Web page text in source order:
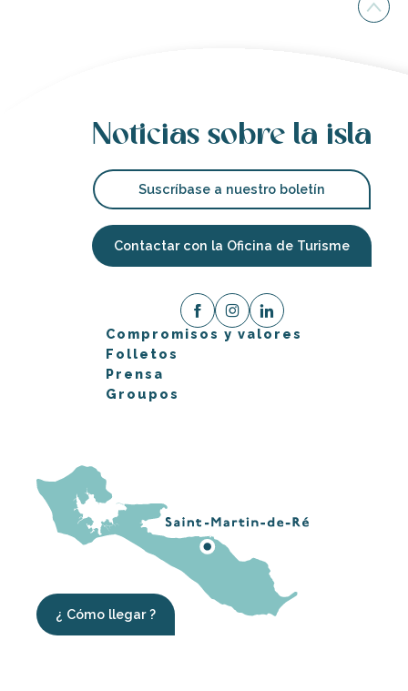
Noticias sobre la isla
Suscríbase a nuestro boletín
Contactar con la Oficina de Turisme
Compromisos y valores
Folletos
Prensa
Groupos
¿ Cómo llegar ?